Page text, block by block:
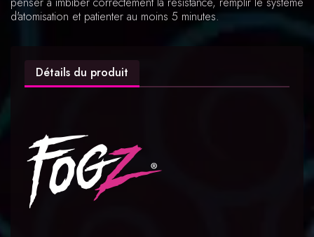
d'atomisation et patienter au moins 5 minutes.
Détails du produit